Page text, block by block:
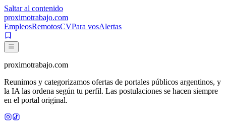
Saltar al contenido
proximotrabajo.com
EmpleosRemotosCVPara vosAlertas
proximotrabajo.com
Reunimos y categorizamos ofertas de portales públicos argentinos, y
la IA las ordena según tu perfil. Las postulaciones se hacen siempre
en el portal original.